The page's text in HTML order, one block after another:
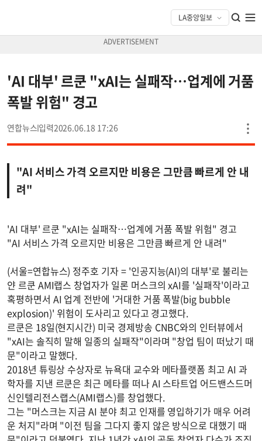
'AI 대부' 르쿤 "xAI는 실패작…업계에 거품
폭발 위험" 경고
연합뉴스 2026.06.18 17:26
"AI 서비스 가격 오르지만 비용은 그만큼 빠르게 안 내
려"
'AI 대부' 르쿤 "xAI는 실패작…업계에 거품 폭발 위험" 경고
"AI 서비스 가격 오르지만 비용은 그만큼 빠르게 안 내려"
(서울=연합뉴스) 정주호 기자 = '인공지능(AI)의 대부'로 불리는
얀 르쿤 AMI랩스 창업자가 일론 머스크의 xAI를 '실패작'이라고
혹평하면서 AI 업계 전반에 '거대한 거품 폭발(big bubble
explosion)' 위험이 도사리고 있다고 경고했다.
르쿤은 18일(현지시간) 미국 경제방송 CNBC와의 인터뷰에서
"xAI는 솔직히 말해 일종의 실패작"이라며 "창업 팀이 떠났기 때
문"이라고 말했다.
2018년 튜링상 수상자로 뉴욕대 교수와 메타플랫폼 최고 AI 과
학자를 지낸 르쿤은 최근 메타를 떠나 AI 스타트업 어드밴스드머
신인텔리전스랩스(AMI랩스)를 창업했다.
그는 "머스크는 지금 AI 분야 최고 인재를 영입하기가 매우 어려
운 처지"라며 "이전 팀을 그다지 좋지 않은 방식으로 대했기 때